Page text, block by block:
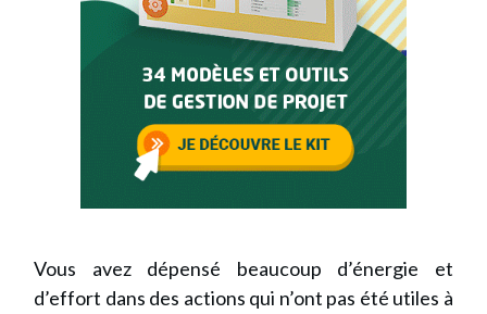
Vous avez dépensé beaucoup d’énergie et
d’effort dans des actions qui n’ont pas été utiles à